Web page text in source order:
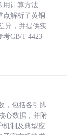
用计算方法
点解析了黄铜
异，并提供实
考GB/T 4423-
，包括各引脚
心数据，并附
机制及典型应